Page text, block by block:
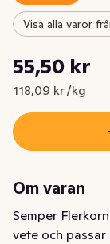
Visa alla varor
Nuvarande pris
55,50 kr
118,09 kr /kg
Styckpris: 118,09
Om varan
Semper
vete och